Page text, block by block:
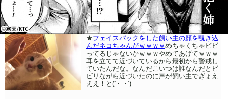
★フェイスパックをした飼い主の顔を覗き込
んだネコちゃんがｗｗｗｗめちゃくちゃビビ
ってるじゃないかｗｗｗやめてあげてｗｗｗ
耳を立てて近づいているから最初から警戒し
ていたんだな。なんだこいつは誰なんだとビ
ビリながら近づいたのに声が飼い主でぎょえ
ええ！と(´･_･`)